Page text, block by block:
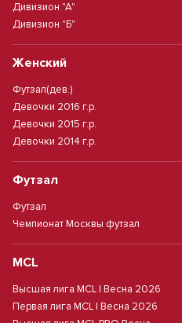
Дивизион "А"
Дивизион "Б"
Женский
Футзал(дев.)
Девочки 2016 г.р.
Девочки 2015 г.р.
Девочки 2014 г.р.
Футзал
Футзал
Чемпионат Москвы футзал
MCL
Высшая лига MCL | Весна 2026
Первая лига MCL | Весна 2026